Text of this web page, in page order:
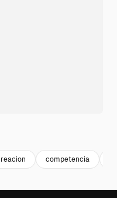
competencia